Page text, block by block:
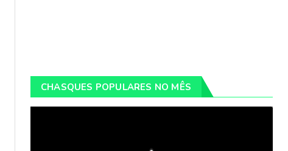
CHASQUES POPULARES NO MÊS